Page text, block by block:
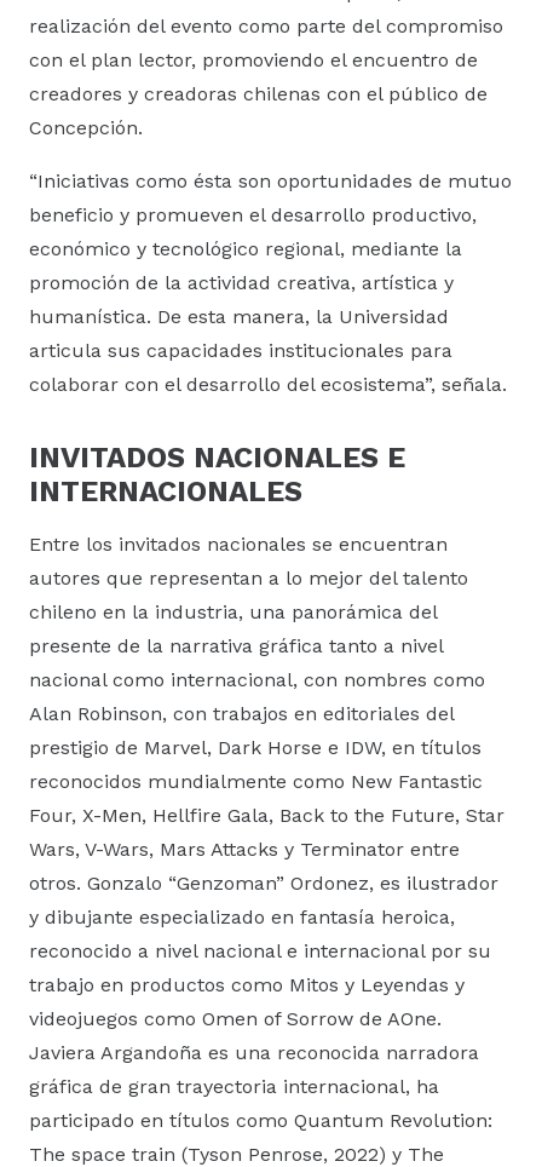
realización del evento como parte del compromiso
con el plan lector, promoviendo el encuentro de
creadores y creadoras chilenas con el público de
Concepción.
“Iniciativas como ésta son oportunidades de mutuo
beneficio y promueven el desarrollo productivo,
económico y tecnológico regional, mediante la
promoción de la actividad creativa, artística y
humanística. De esta manera, la Universidad
articula sus capacidades institucionales para
colaborar con el desarrollo del ecosistema”, señala.
INVITADOS NACIONALES E
INTERNACIONALES
Entre los invitados nacionales se encuentran
autores que representan a lo mejor del talento
chileno en la industria, una panorámica del
presente de la narrativa gráfica tanto a nivel
nacional como internacional, con nombres como
Alan Robinson, con trabajos en editoriales del
prestigio de Marvel, Dark Horse e IDW, en títulos
reconocidos mundialmente como New Fantastic
Four, X-Men, Hellfire Gala, Back to the Future, Star
Wars, V-Wars, Mars Attacks y Terminator entre
otros. Gonzalo “Genzoman” Ordonez, es ilustrador
y dibujante especializado en fantasía heroica,
reconocido a nivel nacional e internacional por su
trabajo en productos como Mitos y Leyendas y
videojuegos como Omen of Sorrow de AOne.
Javiera Argandoña es una reconocida narradora
gráfica de gran trayectoria internacional, ha
participado en títulos como Quantum Revolution:
The space train (Tyson Penrose, 2022) y The